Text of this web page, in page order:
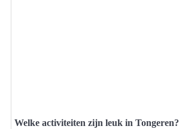
Welke activiteiten zijn leuk in Tongeren?